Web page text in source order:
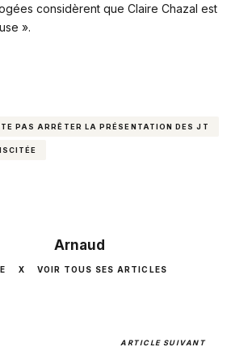
considèrent que Claire Chazal est
».
PAS ARRÊTER LA PRÉSENTATION DES JT
Arnaud
X VOIR TOUS SES ARTICLES
ARTICLE SUIVANT